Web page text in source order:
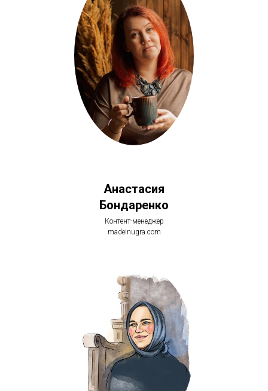
Анастасия
Бондаренко
Контент-менеджер
madeinugra.com